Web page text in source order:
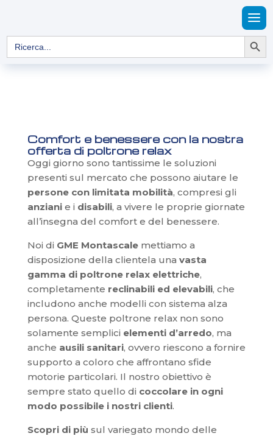
Search
for:
Search Button
Comfort e benessere con la nostra
offerta di poltrone relax
Oggi giorno sono tantissime le soluzioni
presenti sul mercato che possono aiutare le
persone con limitata mobilità, compresi gli
anzianie i disabili, a vivere le proprie giornate
all’insegna del comfort e del benessere.
Noi di GME Montascalemettiamo a
disposizione della clientela una vasta
gamma di poltrone relax elettriche,
completamente reclinabili ed elevabili, che
includono anche modelli con sistema alza
persona. Queste poltrone relax non sono
solamente semplici elementi d’arredo, ma
anche ausili sanitari, ovvero riescono a fornire
supporto a coloro che affrontano sfide
motorie particolari. Il nostro obiettivo è
sempre stato quello di coccolare in ogni
modo possibile i nostri clienti.
Scopri di più sul variegato mondo delle